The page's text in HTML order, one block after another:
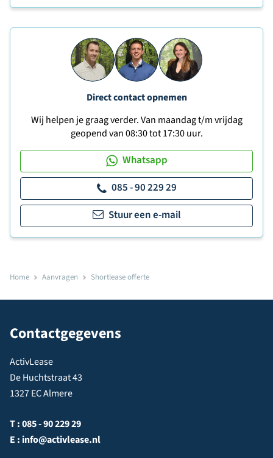
Direct contact opnemen
Wij helpen je graag verder. Van maandag t/m vrijdag
geopend van 08:30 tot 17:30 uur.
Whatsapp
085 - 90 229 29
Stuur een e-mail
Home Aanvragen Shortlease offerte
Contactgegevens
ActivLease
De Huchtstraat 43
1327 EC Almere
T :085 - 90 229 29
E : info@activlease.nl